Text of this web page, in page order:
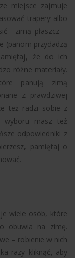
miejsce zajmuje
trapery albo
zimą płaszcz –
(panom przydadzą
że do ich
różne materiały.
panują zimą
z prawdziwej
też radzi sobie z
masz też
odpowiedniki z
pamiętaj o
wiele osób, które
obuwia na zimę.
– robienie w nich
razy kliknąć, aby